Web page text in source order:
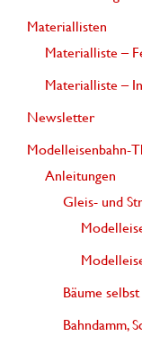
c
Materiallisten
Materialliste –
Materialliste –
Newsletter
Modelleisenbahn-
Anleitungen
Gleis- und
Bäume
Bahndamm,